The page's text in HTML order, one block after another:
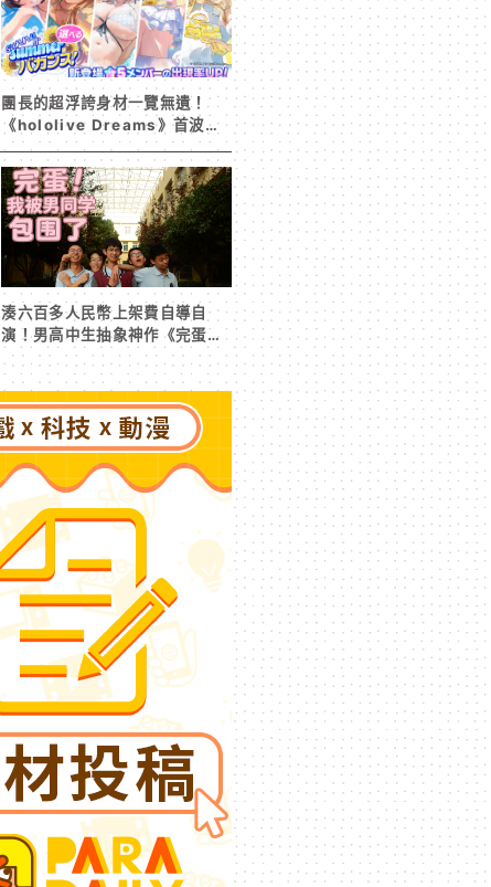
團長的超浮誇身材一覽無遺！
《hololive Dreams》首波夏
日活動今日開跑 白銀諾艾爾等
5 位人氣成員泳裝卡池同步解鎖
湊六百多人民幣上架費自導自
演！男高中生抽象神作《完蛋！
我被男同學包圍了》突然爆紅